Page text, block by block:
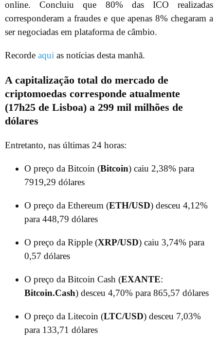
online. Concluiu que 80% das ICO realizadas
corresponderam a fraudes e que apenas 8% chegaram a
ser negociadas em plataforma de câmbio.
Recorde aqui as notícias desta manhã.
A capitalização total do mercado de
criptomoedas corresponde atualmente
(17h25 de Lisboa) a 299 mil milhões de
dólares
Entretanto, nas últimas 24 horas:
O preço da Bitcoin (Bitcoin) caiu 2,38% para
7919,29 dólares
O preço da Ethereum (ETH/USD) desceu 4,12%
para 448,79 dólares
O preço da Ripple (XRP/USD) caiu 3,74% para
0,57 dólares
O preço da Bitcoin Cash (EXANTE:
Bitcoin.Cash) desceu 4,70% para 865,57 dólares
O preço da Litecoin (LTC/USD) desceu 7,03%
para 133,71 dólares